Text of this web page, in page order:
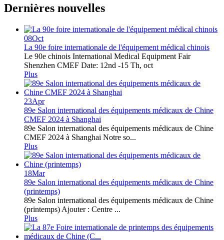
Dernières nouvelles
08Oct
La 90e foire internationale de l'équipement médical chinois
Le 90e chinois International Medical Equipment Fair
Shenzhen CMEF Date: 12nd -15 Th, oct
Plus
23Apr
89e Salon international des équipements médicaux de Chine
CMEF 2024 à Shanghai
89e Salon international des équipements médicaux de Chine
CMEF 2024 à Shanghai Notre so...
Plus
18Mar
89e Salon international des équipements médicaux de Chine
(printemps)
89e Salon international des équipements médicaux de Chine
(printemps) Ajouter : Centre ...
Plus